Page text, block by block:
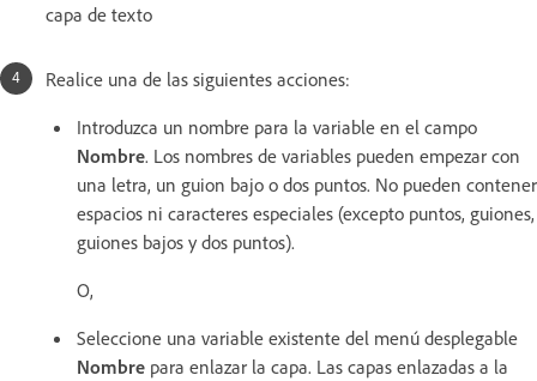
capa de texto
Realice una de las siguientes acciones:
Introduzca un nombre para la variable en el campo
Nombre. Los nombres de variables pueden empezar con
una letra, un guion bajo o dos puntos. No pueden contener
espacios ni caracteres especiales (excepto puntos, guiones,
guiones bajos y dos puntos).
O,
Seleccione una variable existente del menú desplegable
Nombre para enlazar la capa. Las capas enlazadas a la